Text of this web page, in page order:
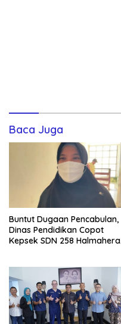
Baca Juga
Buntut Dugaan Pencabulan,
Dinas Pendidikan Copot
Kepsek SDN 258 Halmahera